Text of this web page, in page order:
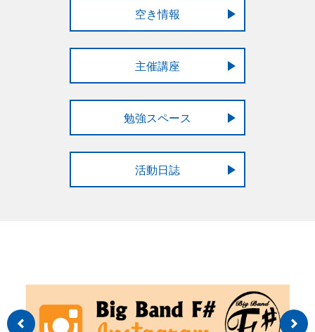
空き情報
主催講座
勉強スペース
活動日誌